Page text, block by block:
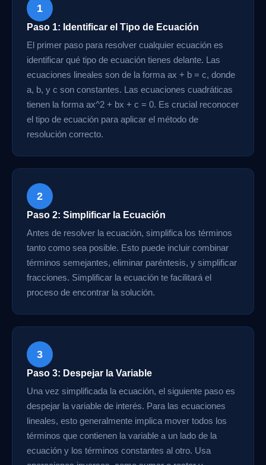
1
Paso 1: Identificar el Tipo de Ecuación
El primer paso para resolver cualquier ecuación es
identificar qué tipo de ecuación tienes delante. Las
ecuaciones lineales son de la forma ax + b = c, donde
a, b, y c son constantes. Las ecuaciones cuadráticas
tienen la forma ax^2 + bx + c = 0. Es crucial reconocer
el tipo de ecuación para aplicar el método de
resolución correcto.
2
Paso 2: Simplificar la Ecuación
Antes de resolver la ecuación, simplifica los términos
tanto como sea posible. Esto puede incluir combinar
términos semejantes, eliminar paréntesis, y simplificar
fracciones. Simplificar la ecuación te facilitará el
proceso de encontrar la solución.
3
Paso 3: Despejar la Variable
Una vez simplificada la ecuación, el siguiente paso es
despejar la variable de interés. Para las ecuaciones
lineales, esto generalmente implica mover todos los
términos que contienen la variable a un lado de la
ecuación y los términos constantes al otro. Usa